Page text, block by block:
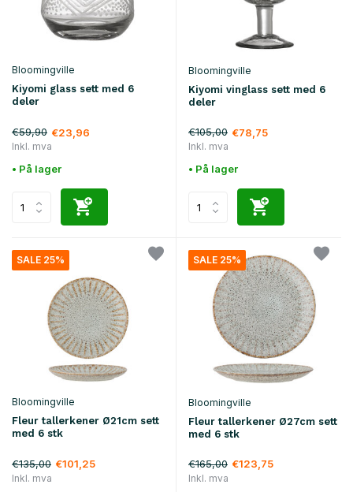
Bloomingville
Kiyomi glass sett med 6
deler
€59,90 €23,96
Inkl. mva
• På lager
Bloomingville
Kiyomi vinglass sett med 6
deler
€105,00 €78,75
Inkl. mva
• På lager
SALE 25%
Bloomingville
Fleur tallerkener Ø21cm sett
med 6 stk
€135,00 €101,25
Inkl. mva
SALE 25%
Bloomingville
Fleur tallerkener Ø27cm sett
med 6 stk
€165,00 €123,75
Inkl. mva